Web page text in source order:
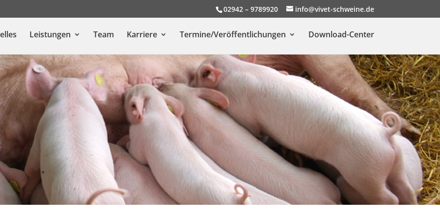
02942 – 9789920 info@vivet-schweine.de
Leistungen Team Karriere Termine/Veröffentlichungen Download-Center